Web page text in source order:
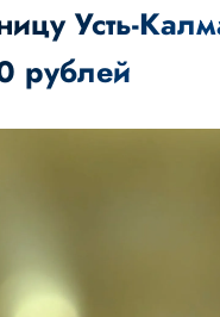
Усть-
рублей